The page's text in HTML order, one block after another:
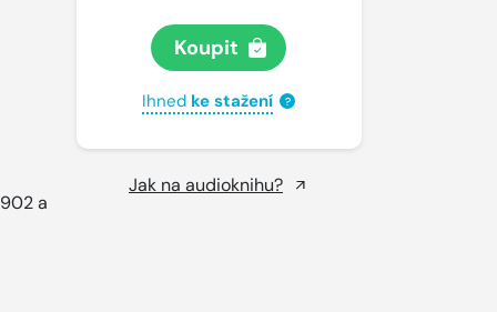
a
Koupit
Ihned ke stažení ?
Jak na audioknihu?